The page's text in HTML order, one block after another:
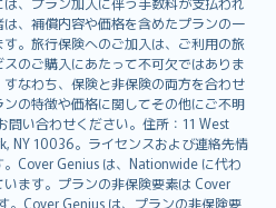
、補償内容や価格を含めたプランの一
。旅行保険へのご加入は、ご利用の旅
のご購入にあたって不可欠ではありま
なわち、保険と非保険の両方を合わせ
の特徴や価格に関してその他にご不明
問い合わせください。住所：11 West
NY 10036。ライセンスおよび連絡先情
Cover Genius は、Nationwide に代わ
ます。プランの非保険要素は Cover
。Cover Genius は、プランの非保険要